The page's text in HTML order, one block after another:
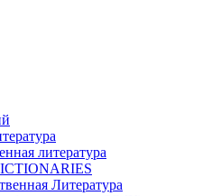
литература
Литература